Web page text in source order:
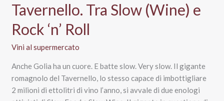
Tavernello. Tra Slow (Wine) e
Rock ‘n’ Roll
Vini al supermercato
Anche Golia ha un cuore. E batte slow. Very slow. Il gigante
romagnolo del Tavernello, lo stesso capace di imbottigliare
2 milioni di ettolitri di vino l’anno, si avvale di due enologi